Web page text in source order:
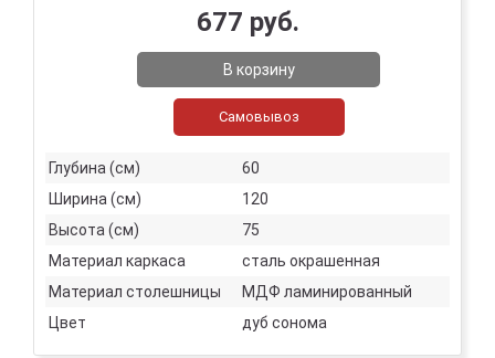
677 руб.
В корзину
Самовывоз
Глубина (см)
60
Ширина (см)
120
Высота (см)
75
Материал каркаса
сталь окрашенная
Материал столешницы
МДФ ламинированный
Цвет
дуб сонома